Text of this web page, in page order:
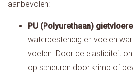
aanbevolen:
PU (Polyurethaan)
waterbestendig en voelen
voeten. Door de elasticiteit
op scheuren door krimp of